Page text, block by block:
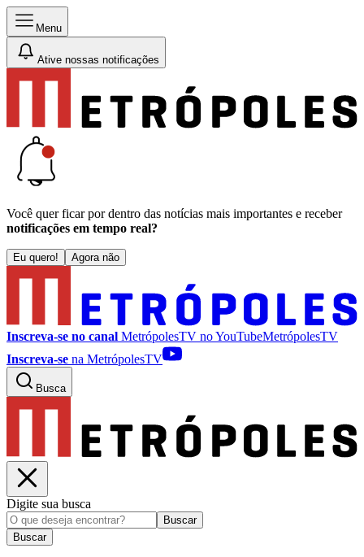
Menu
Ative nossas notificações
Você quer ficar por dentro das notícias mais importantes e receber
notificações em tempo real?
Eu quero! Agora não
Inscreva-se no canal MetrópolesTV noYouTubeMetrópolesTV
Inscreva-se na MetrópolesTV
Busca
Digite sua busca
Buscar
Buscar